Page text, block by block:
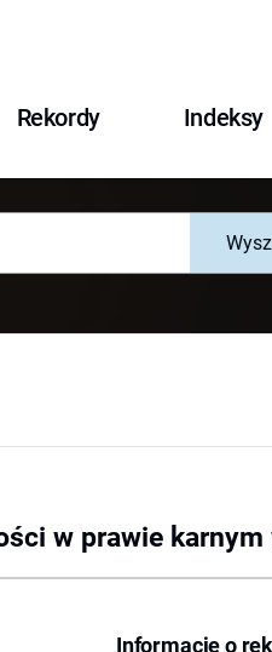
Rekordy Indeksy
w prawie
Informacje o